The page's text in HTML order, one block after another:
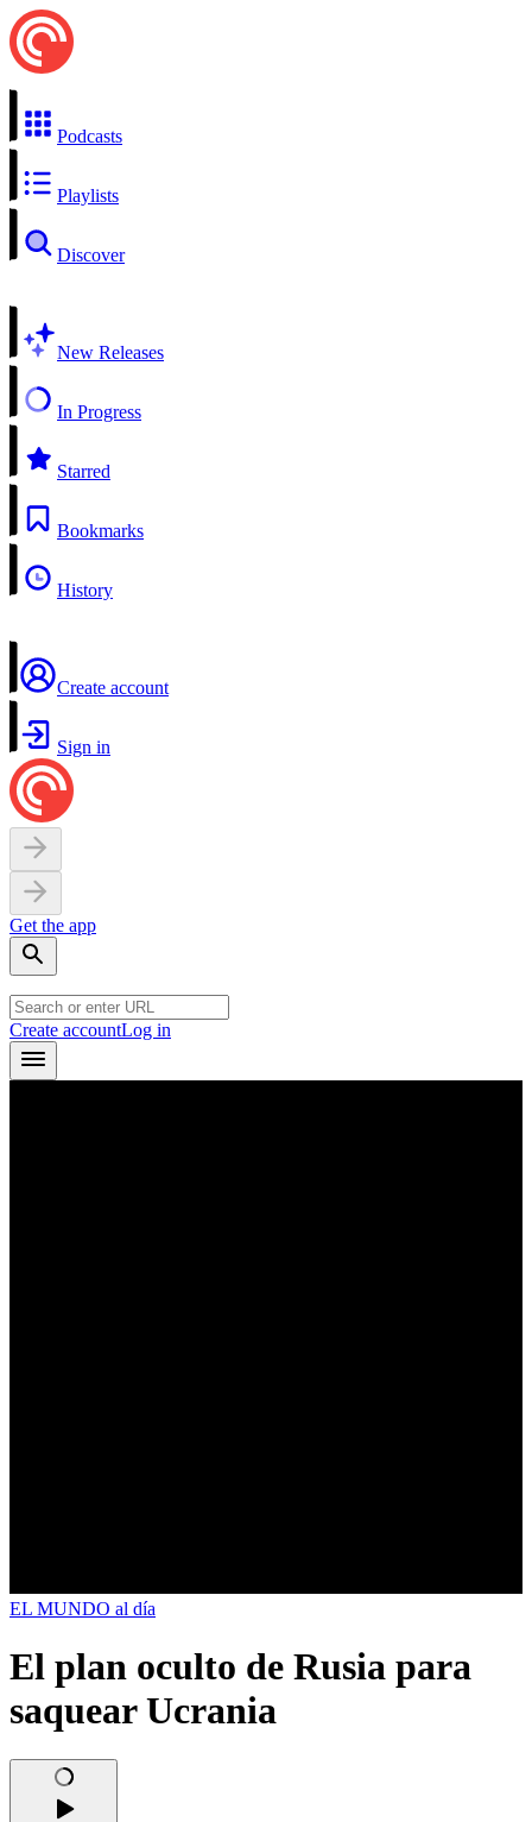
Podcasts
Playlists
Discover
New Releases
In Progress
Starred
Bookmarks
History
Create account
Sign in
Get the app
Create accountLog in
EL MUNDO al día
El plan oculto de Rusia para
saquear Ucrania